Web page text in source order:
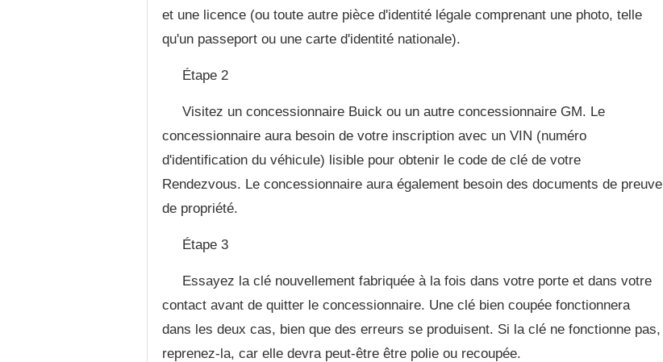
et une licence (ou toute autre pièce d'identité légale comprenant une photo, telle
qu'un passeport ou une carte d'identité nationale).
Étape 2
Visitez un concessionnaire Buick ou un autre concessionnaire GM. Le
concessionnaire aura besoin de votre inscription avec un VIN (numéro
d'identification du véhicule) lisible pour obtenir le code de clé de votre
Rendezvous. Le concessionnaire aura également besoin des documents de preuve
de propriété.
Étape 3
Essayez la clé nouvellement fabriquée à la fois dans votre porte et dans votre
contact avant de quitter le concessionnaire. Une clé bien coupée fonctionnera
dans les deux cas, bien que des erreurs se produisent. Si la clé ne fonctionne pas,
reprenez-la, car elle devra peut-être être polie ou recoupée.